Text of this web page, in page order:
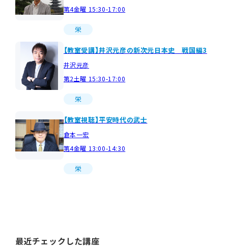
第4金曜 15:30-17:00
栄
【教室受講】井沢元彦の新次元日本史 戦国編3
井沢元彦
第2土曜 15:30-17:00
栄
【教室視聴】平安時代の武士
倉本一宏
第4金曜 13:00-14:30
栄
最近チェックした講座